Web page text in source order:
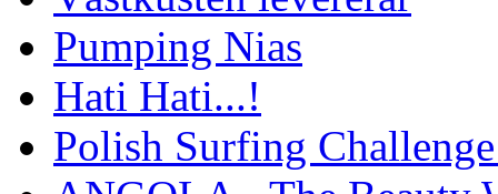
Pumping Nias
Hati Hati...!
Polish Surfing